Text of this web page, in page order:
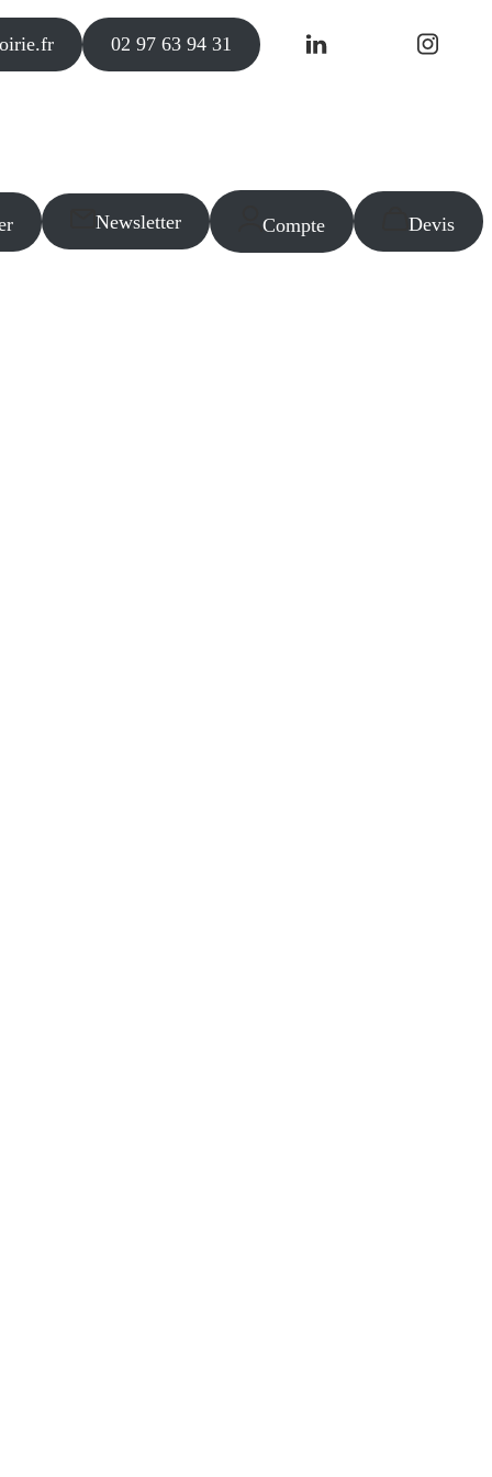
02 97 63 94 31
Newsletter Compte Devis